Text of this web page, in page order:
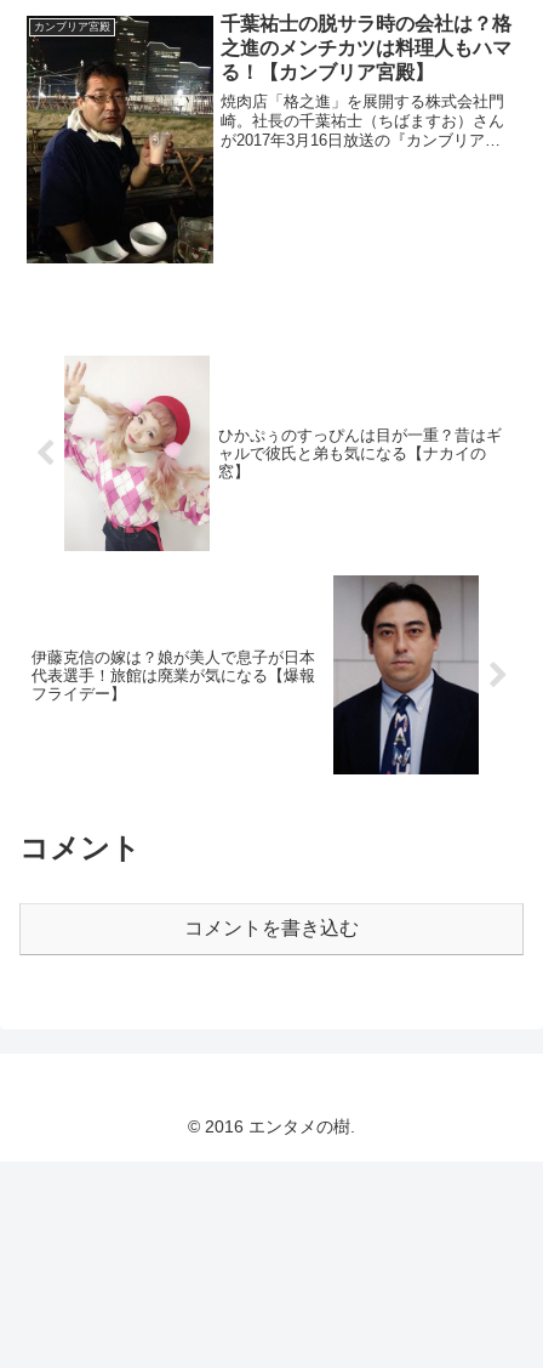
カンブリア宮殿
千葉祐士の脱サラ時の会社は？格
之進のメンチカツは料理人もハマ
る！【カンブリア宮殿】
焼肉店「格之進」を展開する株式会社門
崎。社長の千葉祐士（ちばますお）さん
が2017年3月16日放送の『カンブリア宮
ひかぷぅのすっぴんは目が一重？昔はギ
ャルで彼氏と弟も気になる【ナカイの
窓】
伊藤克信の嫁は？娘が美人で息子が日本
代表選手！旅館は廃業が気になる【爆報
フライデー】
コメント
コメントを書き込む
© 2016 エンタメの樹.